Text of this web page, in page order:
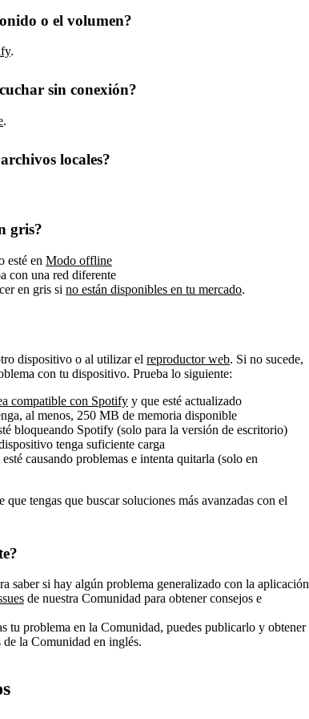
o el volumen?
.
sin conexión?
.
locales?
gris?
esté en Modo offline
con una red diferente
en gris si no están disponibles en tu mercado.
dispositivo o al utilizar el reproductor web. Si no sucede,
con tu dispositivo. Prueba lo siguiente:
compatible con Spotify y que esté actualizado
al menos, 250 MB de memoria disponible
bloqueando Spotify (solo para la versión de escritorio)
tenga suficiente carga
causando problemas e intenta quitarla (solo en
que tengas que buscar soluciones más avanzadas con el
saber si hay algún problema generalizado con la aplicación
de nuestra Comunidad para obtener consejos e
tu problema en la Comunidad, puedes publicarlo y obtener
la Comunidad en inglés.